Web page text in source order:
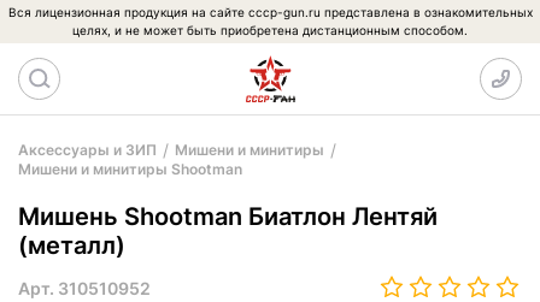
Вся лицензионная продукция на сайте cccp-gun.ru представлена в ознакомительных
целях, и не может быть приобретена дистанционным способом.
Аксессуары и ЗИП
Мишени и минитиры
Мишени и минитиры Shootman
Мишень Shootman Биатлон Лентяй
(металл)
Арт. 310510952